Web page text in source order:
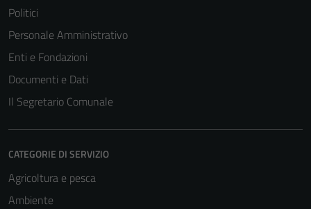
Politici
Personale Amministrativo
Enti e Fondazioni
Documenti e Dati
Il Segretario Comunale
CATEGORIE DI SERVIZIO
Agricoltura e pesca
Ambiente